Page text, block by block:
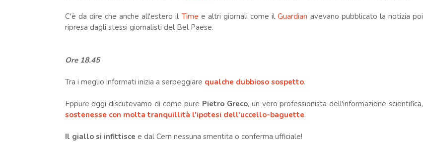
C'è da dire che anche all'estero il Time e altri giornali come ilGuardian avevano pubblicato la notizia poi
ripresa dagli stessi giornalisti del Bel Paese.
Ore 18.45
Tra i meglio informati inizia a serpeggiare qualche dubbioso sospetto.
Eppure oggi discutevamo di come pure Pietro Greco, un vero professionista dell'informazione scientifica,
sostenesse con molta tranquillità l'ipotesi dell'uccello-baguette.
Il giallo si infittisce e dal Cern nessuna smentita o conferma ufficiale!